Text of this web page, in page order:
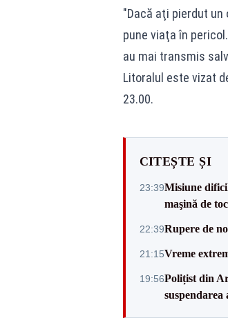
"Dacă aţi pierdut un
pune viaţa în
au mai transmis
Litoralul este vizat
23.00.
CITEȘTE ȘI
23:39Misiune
maşină de
22:39Rupere de
21:15Vreme
19:56Polițist din
suspendarea